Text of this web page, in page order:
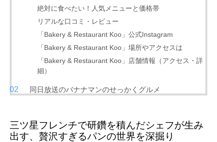
絶対に食べたい！人気メニューと価格帯
リアルな口コミ・レビュー
「Bakery & Restaurant Koo」公式Instagram
「Bakery & Restaurant Koo」場所やアクセスは
「Bakery & Restaurant Koo」店舗情報（アクセス・詳
細）
同日放送のバナナマンのせっかくグルメ
三ツ星フレンチで研鑽を積んだシェフが生み
出す、贅沢すぎるパンの世界を深掘り